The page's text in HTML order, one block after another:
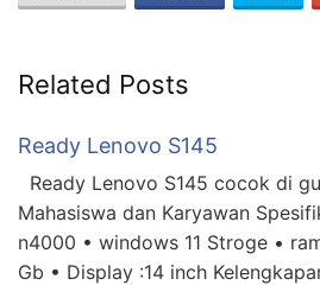
Related Posts
Ready Lenovo S145
Ready Lenovo S145 cocok di
Mahasiswa dan Karyawan
n4000 • windows 11 Stroge •
Gb • Display :14 inch